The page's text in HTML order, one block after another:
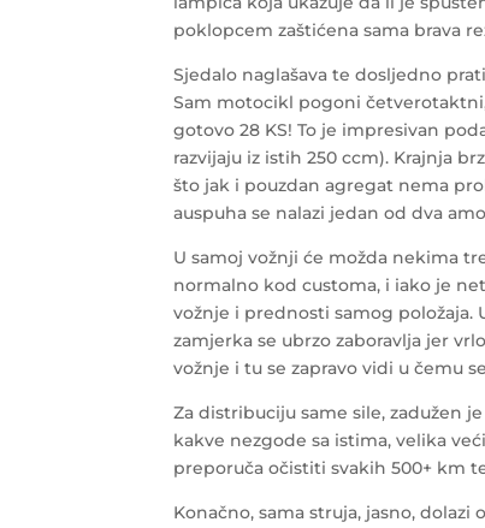
poklopcem zaštićena sama brava
Sjedalo naglašava te dosljedno
Sam motocikl pogoni
gotovo 28 KS! To je impresivan
razvijaju iz istih 250 ccm). Krajnja
što jak i pouzdan agregat nema
auspuha se nalazi jedan od dva
U samoj vožnji će možda nekima
normalno kod customa, i iako je
vožnje i prednosti samog
zamjerka se ubrzo zaboravlja jer
vožnje i tu se zapravo vidi u čemu
Za distribuciju same sile, zadužen
kakve nezgode sa istima, velika
preporuča očistiti svakih 500+ km
Konačno, sama struja, jasno,